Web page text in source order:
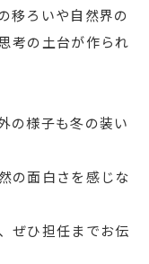
移ろいや自然界の
考の土台が作られ
の様子も冬の装い
の面白さを感じな
ぜひ担任までお伝